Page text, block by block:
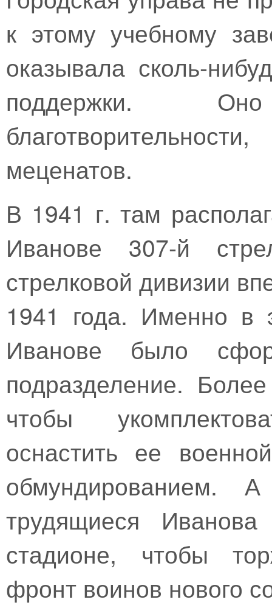
к этому учебному
оказывала сколь-
поддержки.
меценатов.
В 1941 г. там
Иванове 307-й
стрелковой дивизии
1941 года. Именно в
Иванове было
подразделение.
чтобы
оснастить ее
обмундированием.
трудящиеся
стадионе, чтобы
фронт воинов нового